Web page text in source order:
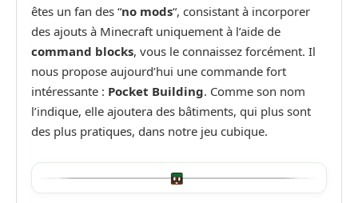
êtes un fan des “no mods“, consistant à incorporer
des ajouts à Minecraft uniquement à l’aide de
command blocks, vous le connaissez forcément. Il
nous propose aujourd’hui une commande fort
intéressante : Pocket Building. Comme son nom
l’indique, elle ajoutera des bâtiments, qui plus sont
des plus pratiques, dans notre jeu cubique.